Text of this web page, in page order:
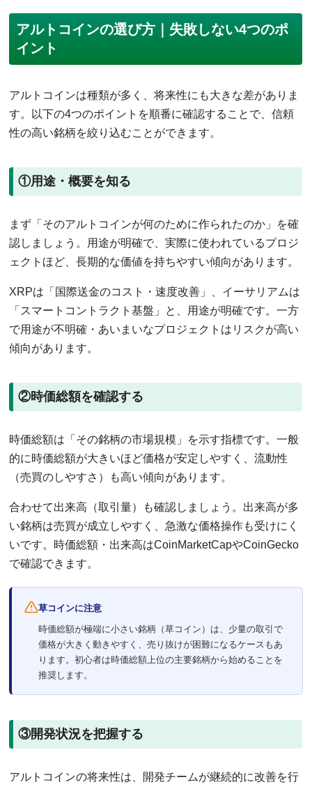
アルトコインの選び方｜失敗しない4つのポ
イント
アルトコインは種類が多く、将来性にも大きな差がありま
す。以下の4つのポイントを順番に確認することで、信頼
性の高い銘柄を絞り込むことができます。
①用途・概要を知る
まず「そのアルトコインが何のために作られたのか」を確
認しましょう。用途が明確で、実際に使われているプロジ
ェクトほど、長期的な価値を持ちやすい傾向があります。
XRPは「国際送金のコスト・速度改善」、イーサリアムは
「スマートコントラクト基盤」と、用途が明確です。一方
で用途が不明確・あいまいなプロジェクトはリスクが高い
傾向があります。
②時価総額を確認する
時価総額は「その銘柄の市場規模」を示す指標です。一般
的に時価総額が大きいほど価格が安定しやすく、流動性
（売買のしやすさ）も高い傾向があります。
合わせて出来高（取引量）も確認しましょう。出来高が多
い銘柄は売買が成立しやすく、急激な価格操作も受けにく
いです。時価総額・出来高はCoinMarketCapやCoinGecko
で確認できます。
草コインに注意
時価総額が極端に小さい銘柄（草コイン）は、少量の取引で
価格が大きく動きやすく、売り抜けが困難になるケースもあ
ります。初心者は時価総額上位の主要銘柄から始めることを
推奨します。
③開発状況を把握する
アルトコインの将来性は、開発チームが継続的に改善を行